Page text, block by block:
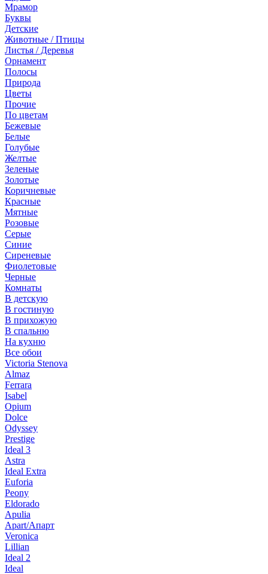
Мрамор
Буквы
Детские
Животные / Птицы
Листья / Деревья
Орнамент
Полосы
Природа
Цветы
Прочие
По цветам
Бежевые
Белые
Голубые
Желтые
Зеленые
Золотые
Коричневые
Красные
Мятные
Розовые
Серые
Синие
Сиреневые
Фиолетовые
Черные
Комнаты
В детскую
В гостиную
В прихожую
В спальню
На кухню
Все обои
Victoria Stenova
Almaz
Ferrara
Isabel
Opium
Dolce
Odyssey
Prestige
Ideal 3
Astra
Ideal Extra
Euforia
Peony
Eldorado
Apulia
Apart/Апарт
Veronica
Lillian
Ideal 2
Ideal